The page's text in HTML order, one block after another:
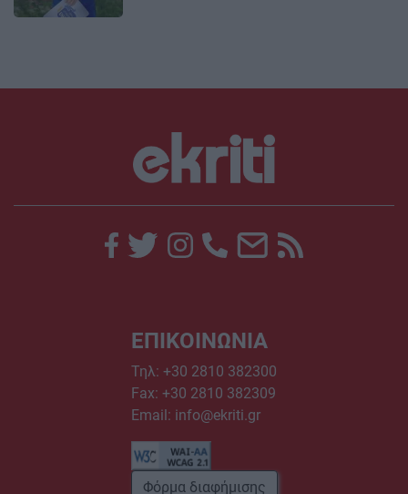
ΕΠΙΚΟΙΝΩΝΙΑ
Τηλ: +30 2810 382300
Fax: +30 2810 382309
Email: info@ekriti.gr
Φόρμα διαφήμισης